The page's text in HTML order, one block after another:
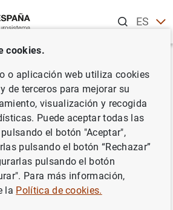
ESEN
archivo para
material fotográfico
de la reunión del
cookies.
o aplicación web utiliza cookies
de terceros para mejorar su
visualización y recogida
Puede aceptar todas las
el botón "Aceptar",
pulsando el botón “Rechazar”
pulsando el botón
Para más información,
la Política de cookies.